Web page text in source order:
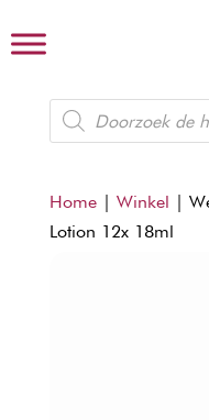
Producten
zoeken
Home| Winkel |
Lotion 12x 18ml